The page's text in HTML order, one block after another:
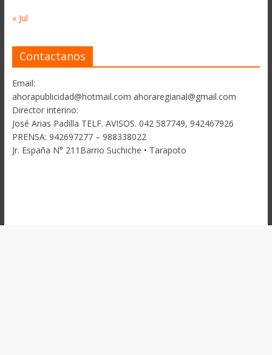
« Jul
Contactanos
Email:
ahorapublicidad@hotmail.com ahoraregianal@gmail.com
Director interino:
José Arias Padilla TELF. AVISOS. 042 587749, 942467926
PRENSA: 942697277 – 988338022
Jr. España N° 211Barrio Suchiche • Tarapoto